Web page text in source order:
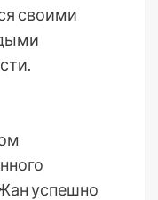
своими
успешно